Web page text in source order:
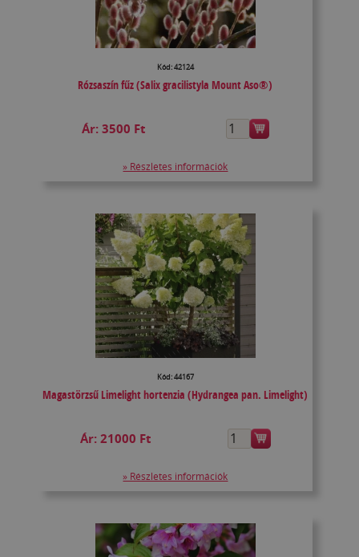
Kód: 42124
Rózsaszín fűz (Salix gracilistyla Mount Aso®)
Ár:3500 Ft
» Részletes információk
Kód: 44167
Magastörzsű Limelight hortenzia (Hydrangea pan. Limelight)
Ár:21000 Ft
» Részletes információk